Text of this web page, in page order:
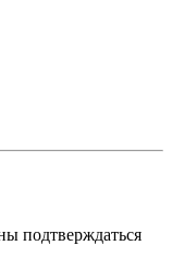
подтверждаться